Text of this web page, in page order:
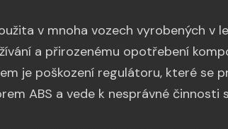
v mnoha vozech vyrobených v
a přirozenému opotřebení
je poškození regulátoru, které se
ABS a vede k nesprávné činnosti